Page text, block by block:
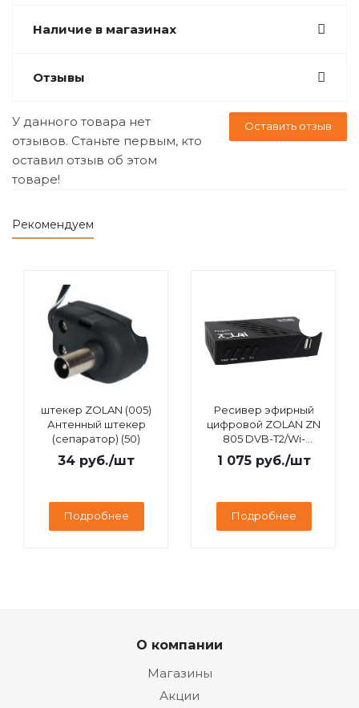
Наличие в магазинах
Отзывы
Оставить отзыв
У данного товара нет
отзывов. Станьте первым, кто
оставил отзыв об этом
товаре!
Рекомендуем
штекер ZOLAN (005)
Антенный штекер
(сепаратор) (50)
34 руб./шт
Подробнее
Ресивер эфирный
цифровой ZOLAN ZN
805 DVB-T2/Wi-
Fi/IPTV/MEGOGO/YouTube,
дисплей
1 075руб./шт
Подробнее
О компании
Магазины
Акции